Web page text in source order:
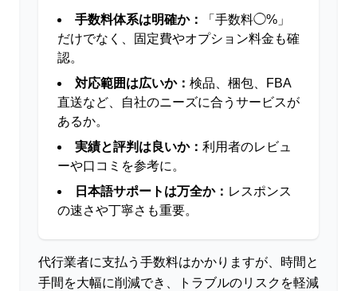
手数料体系は明確か：
「手数料◯%」
だけでなく、固定費やオプション料金も確
認。
対応範囲は広いか： 検品、梱包、FBA
直送など、自社のニーズに合うサービスが
あるか。
実績と評判は良いか： 利用者のレビュ
ーや口コミを参考に。
日本語サポートは万全か： レスポンス
の速さや丁寧さも重要。
代行業者に支払う手数料はかかりますが、時間と
手間を大幅に削減でき、トラブルのリスクを軽減